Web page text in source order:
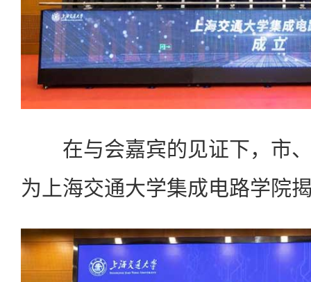
在与会嘉宾的见证下，市、
为上海交通大学集成电路学院